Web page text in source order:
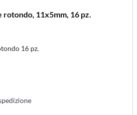
11x5mm, 16 pz.
16 pz.